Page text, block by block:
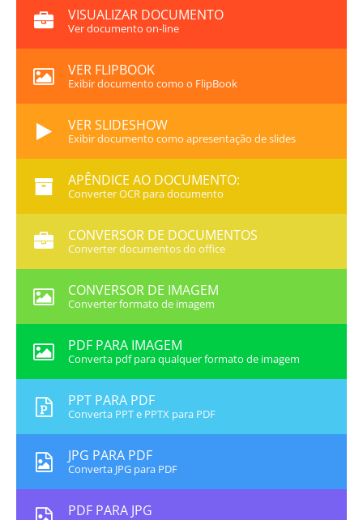
VISUALIZAR DOCUMENTO
Ver documento on-line
VER FLIPBOOK
Exibir documento como o FlipBook
VER SLIDESHOW
Exibir documento como apresentação de slides
APÊNDICE AO DOCUMENTO:
Converter OCR para documento
CONVERSOR DE DOCUMENTOS
Converter documentos do office
CONVERSOR DE IMAGEM
Converter formato de imagem
PDF PARA IMAGEM
Converta pdf para qualquer formato de imagem
PPT PARA PDF
Converta PPT e PPTX para PDF
JPG PARA PDF
Converta JPG para PDF
PDF PARA JPG